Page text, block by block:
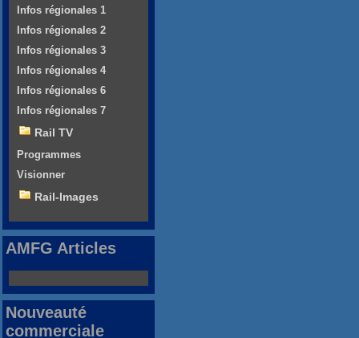
Infos régionales 1
Infos régionales 2
Infos régionales 3
Infos régionales 4
Infos régionales 6
Infos régionales 7
Rail TV
Programmes
Visionner
Rail-Images
AMFG Articles
Nouveauté
commerciale